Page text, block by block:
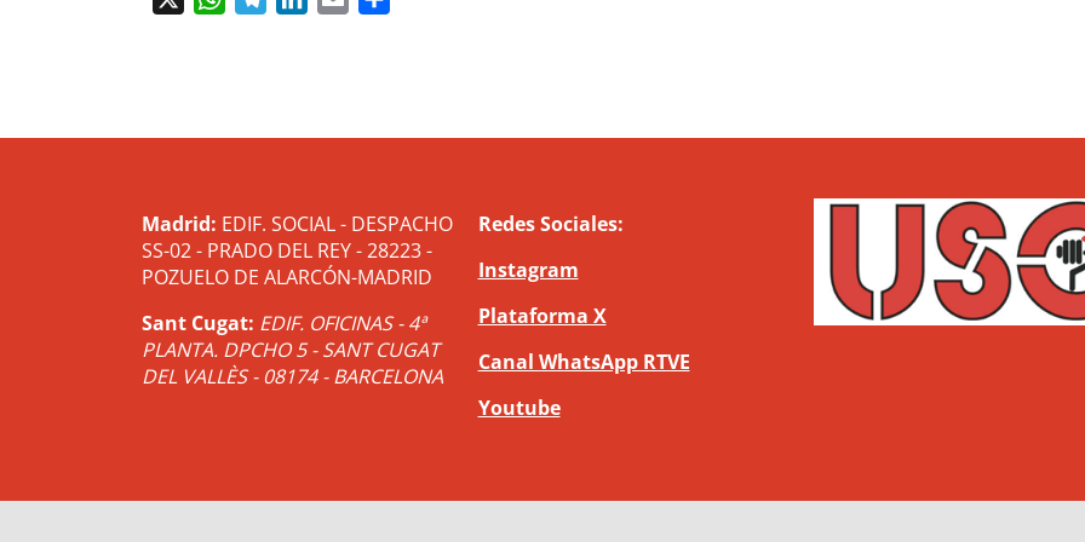
Madrid: EDIF. SOCIAL - DESPACHO
SS-02 - PRADO DEL REY - 28223 -
POZUELO DE ALARCÓN-MADRID
Sant Cugat: EDIF. OFICINAS - 4ª
PLANTA. DPCHO 5 - SANT CUGAT
DEL VALLÈS - 08174 - BARCELONA
Redes Sociales:
Instagram
Plataforma X
Canal WhatsApp RTVE
Youtube